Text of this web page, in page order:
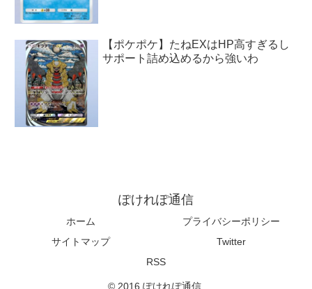
【ポケポケ】たねEXはHP高すぎるし
サポート詰め込めるから強いわ
ぽけれぽ通信
ホーム
プライバシーポリシー
サイトマップ
Twitter
RSS
© 2016 ぽけれぽ通信.